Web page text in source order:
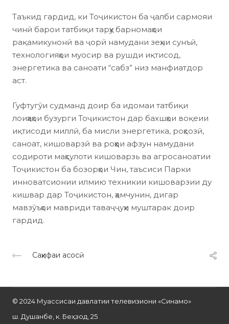
Таъкид гардид, ки Тоҷикистон ба ҷалби сармояи
чинӣ барои татбиқи тарҳу барномаҳои
рақамикунонӣ ва ҷорӣ намудани зеҳни сунъӣ,
технологияҳои муосир ва рушди иқтисод,
энергетика ва саноати “сабз” низ манфиатдор
аст.
Гуфтугӯи судманд доир ба идомаи татбиқи
лоиҳаҳои бузурги Тоҷикистон дар бахшҳои воқеии
иқтисоди миллӣ, ба мисли энергетика, роҳсозӣ,
саноат, кишоварзӣ ва роҳҳои афзун намудани
содироти маҳсулоти кишоварзь ва агросаноатии
Тоҷикистон ба бозорҳои Чин, таъсиси Парки
инноватсионии илмию техникии кишоварзии ду
кишвар дар Тоҷикистон, ҳамчунин, дигар
мавзӯъҳои мавриди таваҷҷуҳи муштарак доир
гардид.
Саҳифаи асосӣ
© 2024 Муассисаи давлатии телевизиони «Синамо»
ш. Душанбе, к. Беҳзод, 25